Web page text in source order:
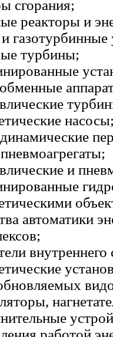
сгорания;
реакторы и
газотурбинные
турбины;
и
автоматики
внутреннего